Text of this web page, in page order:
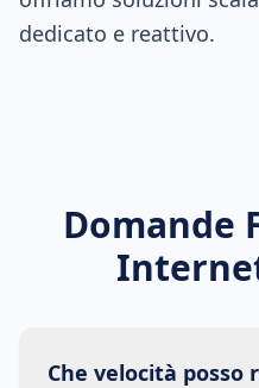
dedicato e reattivo.
Domande
Che velocità posso